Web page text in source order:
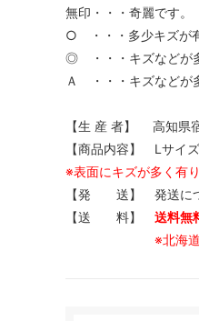
無印・・・奇麗です。
○ ・・・多少キズが有
◎ ・・・キズなどが
Ａ ・・・キズなどが
【生 産 者】 高知県
【商品内容】 Lサ
※表面にキズが多く有
【発 送】 発送につ
【送 料】 送料無
※北海